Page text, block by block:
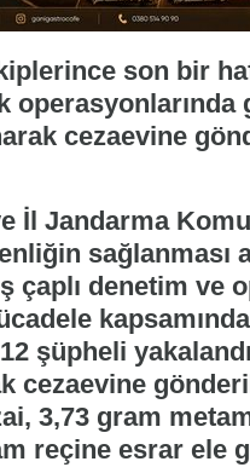
son bir
cezaevine
İl Jandarma
sağlanması
çaplı denetim ve
şüpheli
cezaevine
3,73 gram
reçine esrar ele